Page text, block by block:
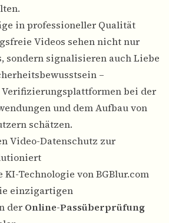
in professioneller Qualität
Videos sehen nicht nur
sondern signalisieren auch Liebe
–
Verifizierungsplattformen bei der
und dem Aufbau von
schätzen.
Video-Datenschutz zur
Technologie vonBGBlur.com
einzigartigen
der Online-Passüberprüfung